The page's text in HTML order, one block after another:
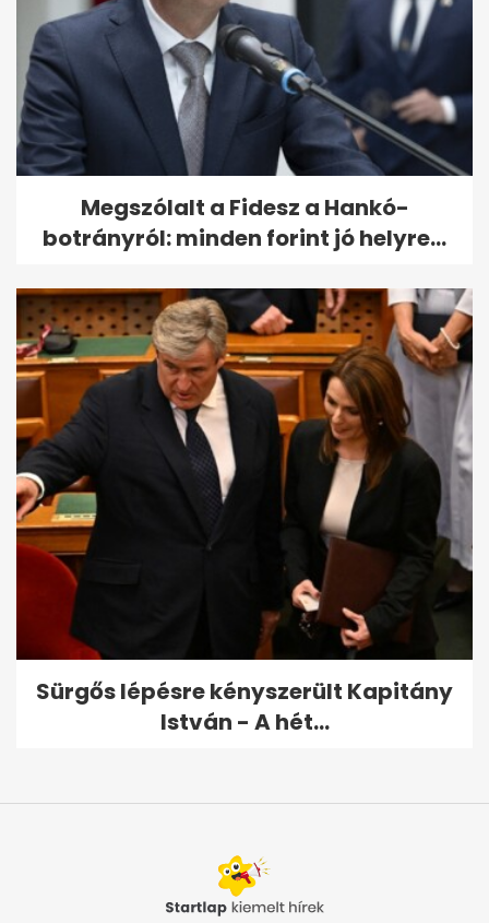
Megszólalt a Fidesz a Hankó-
botrányról: minden forint jó helyre...
Sürgős lépésre kényszerült Kapitány
István - A hét...